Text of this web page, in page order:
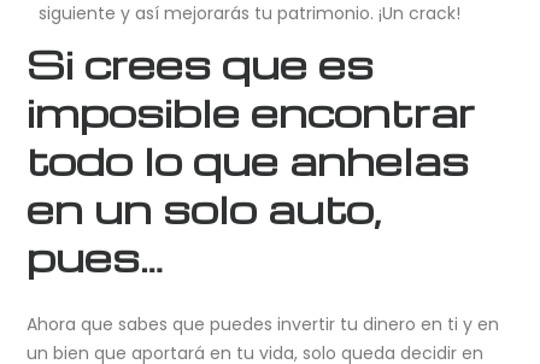
siguiente y así mejorarás tu patrimonio. ¡Un crack!
Si crees que es
imposible encontrar
todo lo que anhelas
en un solo auto,
pues…
Ahora que sabes que puedes invertir tu dinero en ti y en
un bien que aportará en tu vida, solo queda decidir en